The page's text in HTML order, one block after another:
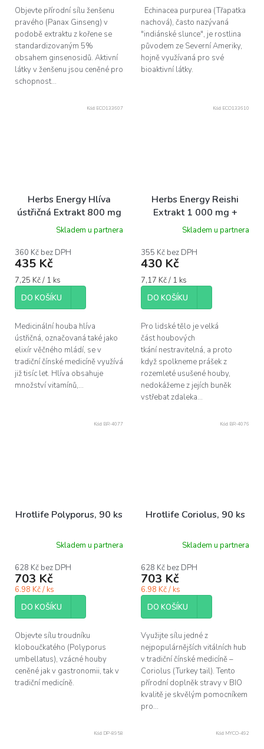
Objevte přírodní sílu ženšenu
pravého (Panax Ginseng) v
podobě extraktu z kořene se
standardizovaným 5%
obsahem ginsenosidů. Aktivní
látky v ženšenu jsou ceněné pro
schopnost...
Echinacea purpurea (Třapatka
nachová), často nazývaná
"indiánské slunce", je rostlina
původem ze Severní Ameriky,
hojně využívaná pro své
bioaktivní látky.
Herbs Energy Hlíva
ústřičná Extrakt 800 mg
+ Acerola, 60 kapslí
Skladem u partnera
360 Kč bez DPH
435 Kč
Měrná
cena:
7,25 Kč / 1 ks
DO KOŠÍKU
Medicinální houba hlíva
ústřičná, označovaná také jako
elixír věčného mládí, se v
tradiční čínské medicíně využívá
již tisíc let. Hlíva obsahuje
množství vitamínů,...
Kód: ECO133607
Herbs Energy Reishi
Extrakt 1 000 mg +
Acerola, 60 kapslí
Skladem u partnera
355 Kč bez DPH
430 Kč
Měrná
cena:
7,17 Kč / 1 ks
DO KOŠÍKU
Pro lidské tělo je velká
část houbových
tkání nestravitelná, a proto
když spolkneme prášek z
rozemleté usušené houby,
nedokážeme z jejích buněk
vstřebat zdaleka...
Kód: ECO133610
Hrotlife Polyporus, 90 ks
Skladem u partnera
628 Kč bez DPH
703 Kč
6.98 Kč / ks
DO KOŠÍKU
Objevte sílu troudníku
kloboučkatého (Polyporus
umbellatus), vzácné houby
ceněné jak v gastronomii, tak v
tradiční medicíně.
Kód: BR-4077
Hrotlife Coriolus, 90 ks
Skladem u partnera
628 Kč bez DPH
703 Kč
6.98 Kč / ks
DO KOŠÍKU
Využijte sílu jedné z
nejpopulárnějších vitálních hub
v tradiční čínské medicíně –
Coriolus (Turkey tail). Tento
přírodní doplněk stravy v BIO
kvalitě je skvělým pomocníkem
pro...
Kód: BR-4076
Kód: DP-8958 Kód: MYCO-492